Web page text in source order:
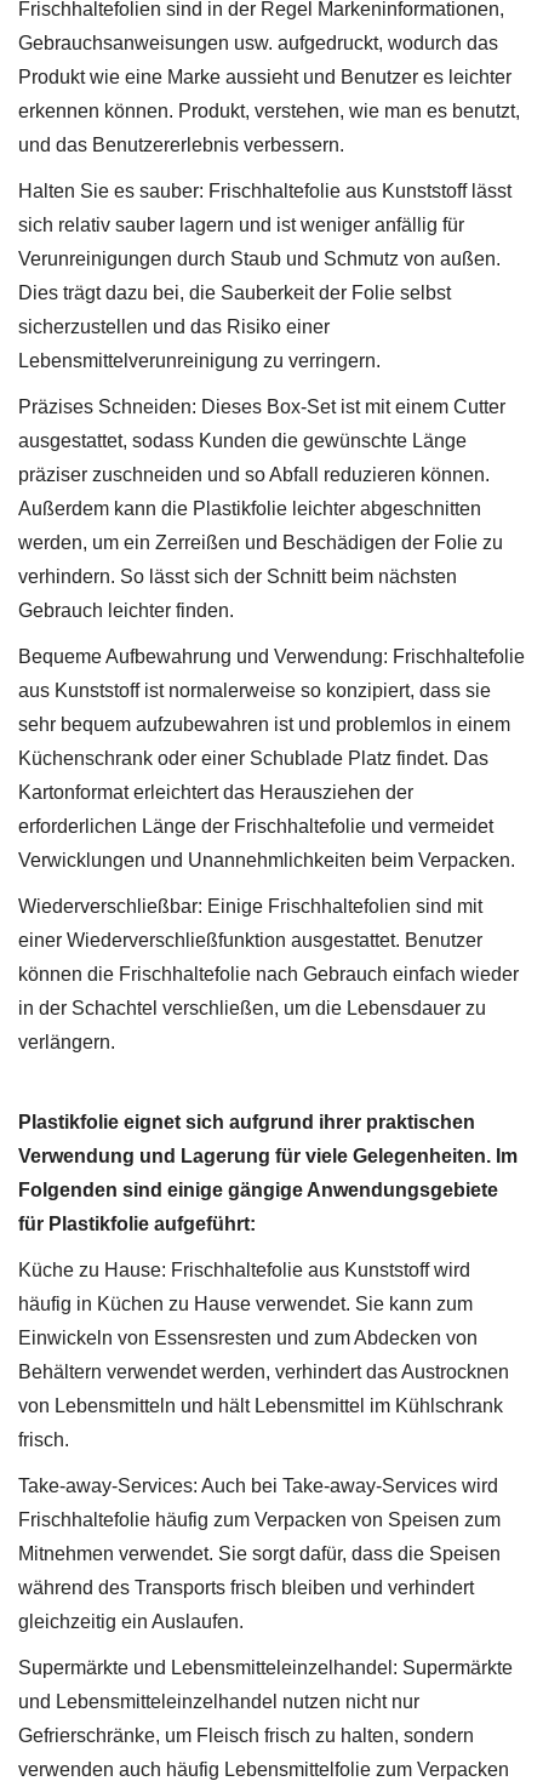
Frischhaltefolien sind in der Regel Markeninformationen,
Gebrauchsanweisungen usw. aufgedruckt, wodurch das
Produkt wie eine Marke aussieht und Benutzer es leichter
erkennen können. Produkt, verstehen, wie man es benutzt,
und das Benutzererlebnis verbessern.
Halten Sie es sauber: Frischhaltefolie aus Kunststoff lässt
sich relativ sauber lagern und ist weniger anfällig für
Verunreinigungen durch Staub und Schmutz von außen.
Dies trägt dazu bei, die Sauberkeit der Folie selbst
sicherzustellen und das Risiko einer
Lebensmittelverunreinigung zu verringern.
Präzises Schneiden: Dieses Box-Set ist mit einem Cutter
ausgestattet, sodass Kunden die gewünschte Länge
präziser zuschneiden und so Abfall reduzieren können.
Außerdem kann die Plastikfolie leichter abgeschnitten
werden, um ein Zerreißen und Beschädigen der Folie zu
verhindern. So lässt sich der Schnitt beim nächsten
Gebrauch leichter finden.
Bequeme Aufbewahrung und Verwendung: Frischhaltefolie
aus Kunststoff ist normalerweise so konzipiert, dass sie
sehr bequem aufzubewahren ist und problemlos in einem
Küchenschrank oder einer Schublade Platz findet. Das
Kartonformat erleichtert das Herausziehen der
erforderlichen Länge der Frischhaltefolie und vermeidet
Verwicklungen und Unannehmlichkeiten beim Verpacken.
Wiederverschließbar: Einige Frischhaltefolien sind mit
einer Wiederverschließfunktion ausgestattet. Benutzer
können die Frischhaltefolie nach Gebrauch einfach wieder
in der Schachtel verschließen, um die Lebensdauer zu
verlängern.
Plastikfolie eignet sich aufgrund ihrer praktischen
Verwendung und Lagerung für viele Gelegenheiten. Im
Folgenden sind einige gängige Anwendungsgebiete
für Plastikfolie aufgeführt:
Küche zu Hause: Frischhaltefolie aus Kunststoff wird
häufig in Küchen zu Hause verwendet. Sie kann zum
Einwickeln von Essensresten und zum Abdecken von
Behältern verwendet werden, verhindert das Austrocknen
von Lebensmitteln und hält Lebensmittel im Kühlschrank
frisch.
Take-away-Services: Auch bei Take-away-Services wird
Frischhaltefolie häufig zum Verpacken von Speisen zum
Mitnehmen verwendet. Sie sorgt dafür, dass die Speisen
während des Transports frisch bleiben und verhindert
gleichzeitig ein Auslaufen.
Supermärkte und Lebensmitteleinzelhandel: Supermärkte
und Lebensmitteleinzelhandel nutzen nicht nur
Gefrierschränke, um Fleisch frisch zu halten, sondern
verwenden auch häufig Lebensmittelfolie zum Verpacken